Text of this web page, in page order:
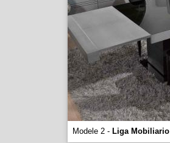
Modele 2 - Liga Mobiliario